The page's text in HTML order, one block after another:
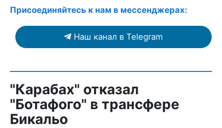
Присоединяйтесь к нам в мессенджерах:
Наш канал в Telegram
"Карабах" отказал
"Ботафого" в трансфере
Бикальо